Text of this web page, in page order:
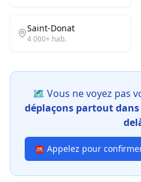
Saint-Donat
4 000+ hab.
🗺️ Vous ne voyez pas
déplaçons partout
☎ Appelez pour